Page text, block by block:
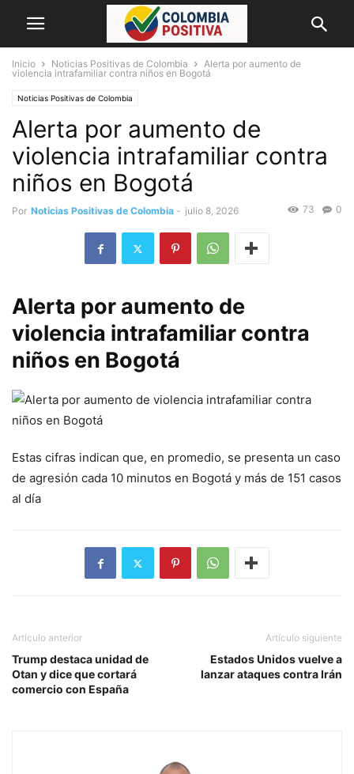
Inicio Noticias Positivas de Colombia
Alerta por aumento de
violencia intrafamiliar contra niños en Bogotá
Noticias Positivas de Colombia
Alerta por aumento de
violencia intrafamiliar contra
niños en Bogotá
Por Noticias Positivas de Colombia - julio 8, 2026 0
73
Alerta por aumento de
violencia intrafamiliar contra
niños en Bogotá
Estas cifras indican que, en promedio, se presenta un caso
de agresión cada 10 minutos en Bogotá y más de 151 casos
al día
Artículo anterior
Trump destaca unidad de
Otan y dice que cortará
comercio con España
Artículo siguiente
Estados Unidos vuelve a
lanzar ataques contra Irán